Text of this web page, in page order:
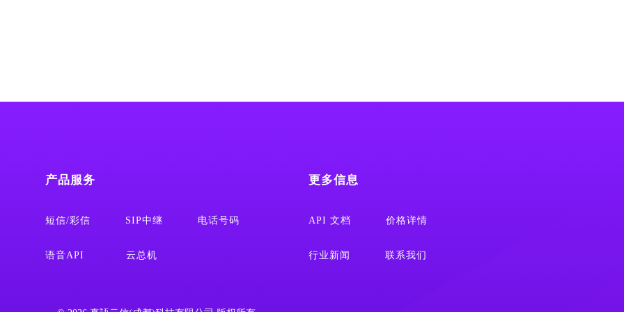
产品服务
短信/彩信 SIP中继 电话号码
语音API 云总机
更多信息
API 文档 价格详情
行业新闻 联系我们